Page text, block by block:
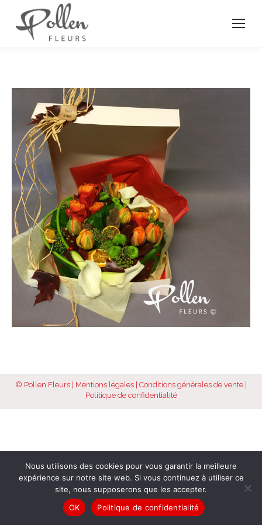
© Pollen Fleurs | Mentions légales Conditions générales de vente
Politique de confidentialité
Nous utilisons des cookies pour vous garantir la meilleure
expérience sur notre site web. Si vous continuez à utiliser ce
site, nous supposerons que les accepter.
OK
Politique de confidentialité